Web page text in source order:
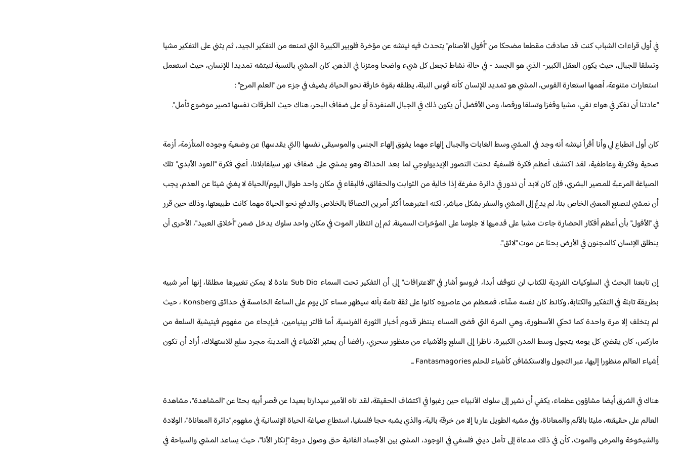
في أول قراءات الشباب كنت قد صادفت مقطعا مضحكا من "أفول الأصنام" يتحدث فيه نيتشه عن مؤخرة فلوبير الكبيرة التي تمنعه من التفكير الجيد، ثم يثني على التفكير مشيا
وتسلقا للجبال، حيث يكون العقل الكبير- الذي هو الجسد - في حالة نشاط تجعل كل شيء واضحا ومتزنا في الذهن. كان المشي بالنسبة لنيتشه تمديدا للإنسان، حيث استعمل
استعارات متنوعة، أهمها استعارة القوس، المشي هو تمديد للإنسان كأنه قوس النبلة، يطلقه بقوة خارقة نحو الحياة. يضيف في جزء من "العلم المرح" :
"عادتنا أن نفكر في هواء نقي، مشيا وقفزا وتسلقا ورقصا، ومن الأفضل أن يكون ذلك في الجبال المنفردة أو على ضفاف البحر، هناك حيث الطرقات نفسها تصير موضوع تأمل".
كان أول انطباع لي وأنا أقرأ نيتشه أنه وجد في المشي وسط الغابات والجبال إلهاء مهما يفوق إلهاء الجنس والموسيقى نفسها (التي يقدسها) عن وضعية وجوده المتأزمة، أزمة
صحية وفكرية وعاطفية، لقد اكتشف أعظم فكرة فلسفية نحتت التصور الإيديولوجي لما بعد الحداثة وهو يمشي على ضفاف نهر سيلفابلانا، أعني فكرة "العود الأبدي" تلك
الصياغة المرعبة للمصير البشري، فإن كان لابد أن ندور في دائرة مفرغة إذا خالية من الثوابت والحقائق، فالبقاء في مكان واحد طوال اليوم/الحياة لا يغني شيئا عن العدم، يجب
أن نمشي لنصنع المعنى الخاص بنا، لم يدعُ إلى المشي والسفر بشكل مباشر، لكنه اعتبرهما أكثر أمرين التصاقا بالخلاص والدفع نحو الحياة مهما كانت طبيعتها، وذلك حين قرر
في "الأفول" بأن أعظم أفكار الحضارة جاءت مشيا على قدميها لا جلوسا على المؤخرات السمينة. ثم إن انتظار الموت في مكان واحد سلوك يدخل ضمن "أخلاق العبيد"، الأحرى أن
ينطلق الإنسان كالمجنون في الأرض بحثا عن موت "لائق".
إن تابعنا البحث في السلوكيات الفردية للكتاب لن نتوقف أبدا، فروسو أشار في "الاعترافات" إلى أن التفكير تحت السماء Sub Dio عادة لا يمكن تغييرها مطلقا، إنها أمر شبيه
بطريقة تابثة في التفكير والكتابة، وكانط كان نفسه مشّاء، فمعظم من عاصروه كانوا على ثقة تامة بأنه سيظهر مساء كل يوم على الساعة الخامسة في حدائق Konsberg ، حيث
لم يتخلف إلا مرة واحدة كما تحكي الأسطورة، وهي المرة التي قضى المساء ينتظر قدوم أخبار الثورة الفرنسية. أما فالتر بينيامين، فبإيحاء من مفهوم فيتيشية السلعة من
ماركس، كان يقضي كل يومه يتجول وسط المدن الكبيرة، ناظرا إلى السلع والأشياء من منظور سحري، رافضا أن يعتبر الأشياء في المدينة مجرد سلع للاستهلاك، أراد أن تكون
أِشياء العالم منظورا إليها، عبر التجول والاستكشافن كأشياء للحلم Fantasmagories ...
هناك في الشرق أيضا مشاؤون عظماء، يكفي أن نشير إلى سلوك الأنبياء حين رغبوا في اكتشاف الحقيقة، لقد تاه الأمير سيدارتا بعيدا عن قصر أبيه بحثا عن "المشاهدة"، مشاهدة
العالم على حقيقته، مليئا بالألم والمعاناة، وفي مشيه الطويل عاريا إلا من خرقة بالية، والذي يشبه حجا فلسفيا، استطاع صياغة الحياة الإنسانية في مفهوم "دائرة المعاناة"، الولادة
والشيخوخة والمرض والموت، كأن في ذلك مدعاة إلى تأمل ديني فلسفي في الوجود، المشي بين الأجساد الفانية حتى وصول درجة "إنكار الأنا"، حيث يساعد المشي والسياحة في